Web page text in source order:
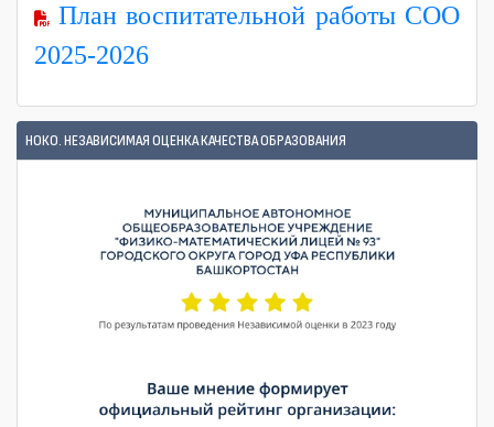
План воспитательной работы СОО
2025-2026
НОКО. НЕЗАВИСИМАЯ ОЦЕНКА КАЧЕСТВА ОБРАЗОВАНИЯ